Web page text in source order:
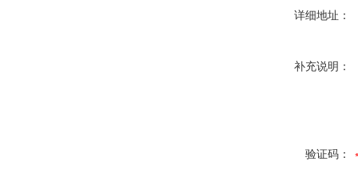
详细地址：
补充说明：
验证码：